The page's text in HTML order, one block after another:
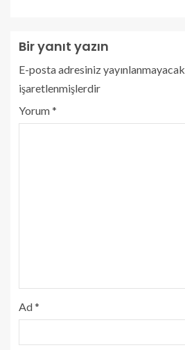
Bir yanıt yazın
E-posta adresiniz yayınlanmayacak.
işaretlenmişlerdir
Yorum*
Ad*